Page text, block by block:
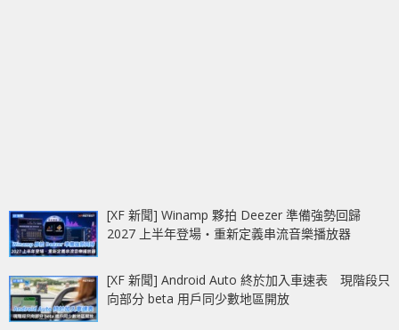
[XF 新聞] Winamp 夥拍 Deezer 準備強勢回歸
2027 上半年登場‧重新定義串流音樂播放器
[XF 新聞] Android Auto 終於加入車速表 現階段只
向部分 beta 用戶同少數地區開放